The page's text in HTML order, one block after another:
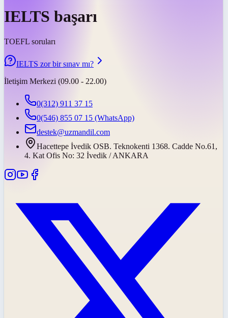
IELTS başarı
TOEFL soruları
IELTS zor bir sınav mı?
İletişim Merkezi (09.00 - 22.00)
0(312) 911 37 15
0(546) 855 07 15 (WhatsApp)
destek@uzmandil.com
Hacettepe İvedik OSB. Teknokenti 1368. Cadde No.61,
4. Kat Ofis No: 32 İvedik / ANKARA